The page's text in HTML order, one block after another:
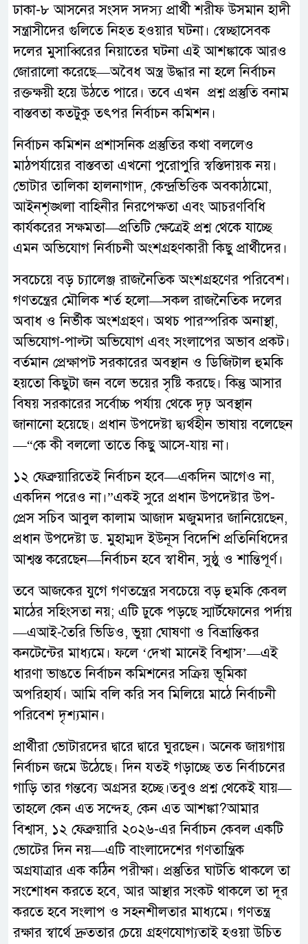
ঢাকা-৮ আসনের সংসদ সদস্য প্রার্থী শরীফ উসমান হাদী
সন্ত্রাসীদের গুলিতে নিহত হওয়ার ঘটনা। স্বেচ্ছাসেবক
দলের মুসাব্বিরের নিয়াতের ঘটনা এই আশঙ্কাকে আরও
জোরালো করেছে—অবৈধ অস্ত্র উদ্ধার না হলে নির্বাচন
রক্তক্ষয়ী হয়ে উঠতে পারে। তবে এখন প্রশ্ন প্রস্তুতি বনাম
বাস্তবতা কতটুকু তৎপর নির্বাচন কমিশন।
নির্বাচন কমিশন প্রশাসনিক প্রস্তুতির কথা বললেও
মাঠপর্যায়ের বাস্তবতা এখনো পুরোপুরি স্বস্তিদায়ক নয়।
ভোটার তালিকা হালনাগাদ, কেন্দ্রভিত্তিক অবকাঠামো,
আইনশৃঙ্খলা বাহিনীর নিরপেক্ষতা এবং আচরণবিধি
কার্যকরের সক্ষমতা—প্রতিটি ক্ষেত্রেই প্রশ্ন থেকে যাচ্ছে
এমন অভিযোগ নির্বাচনী অংশগ্রহণকারী কিছু প্রার্থীদের।
সবচেয়ে বড় চ্যালেঞ্জ রাজনৈতিক অংশগ্রহণের পরিবেশ।
গণতন্ত্রের মৌলিক শর্ত হলো—সকল রাজনৈতিক দলের
অবাধ ও নির্ভীক অংশগ্রহণ। অথচ পারস্পরিক অনাস্থা,
অভিযোগ-পাল্টা অভিযোগ এবং সংলাপের অভাব প্রকট।
বর্তমান প্রেক্ষাপট সরকারের অবস্থান ও ডিজিটাল হুমকি
হয়তো কিছুটা জন বলে ভয়ের সৃষ্টি করছে। কিন্তু আসার
বিষয় সরকারের সর্বোচ্চ পর্যায় থেকে দৃঢ় অবস্থান
জানানো হয়েছে। প্রধান উপদেষ্টা দ্ব্যর্থহীন ভাষায় বলেছেন
—“কে কী বললো তাতে কিছু আসে-যায় না।
১২ ফেব্রুয়ারিতেই নির্বাচন হবে—একদিন আগেও না,
একদিন পরেও না।”একই সুরে প্রধান উপদেষ্টার উপ-
প্রেস সচিব আবুল কালাম আজাদ মজুমদার জানিয়েছেন,
প্রধান উপদেষ্টা ড. মুহাম্মদ ইউনূস বিদেশি প্রতিনিধিদের
আশ্বস্ত করেছেন—নির্বাচন হবে স্বাধীন, সুষ্ঠু ও শান্তিপূর্ণ।
তবে আজকের যুগে গণতন্ত্রের সবচেয়ে বড় হুমকি কেবল
মাঠের সহিংসতা নয়; এটি ঢুকে পড়ছে স্মার্টফোনের পর্দায়
—এআই-তৈরি ভিডিও, ভুয়া ঘোষণা ও বিভ্রান্তিকর
কনটেন্টের মাধ্যমে। ফলে ‘দেখা মানেই বিশ্বাস’—এই
ধারণা ভাঙতে নির্বাচন কমিশনের সক্রিয় ভূমিকা
অপরিহার্য। আমি বলি করি সব মিলিয়ে মাঠে নির্বাচনী
পরিবেশ দৃশ্যমান।
প্রার্থীরা ভোটারদের দ্বারে দ্বারে ঘুরছেন। অনেক জায়গায়
নির্বাচন জমে উঠেছে। দিন যতই গড়াচ্ছে তত নির্বাচনের
গাড়ি তার গন্তব্যে অগ্রসর হচ্ছে।তবুও প্রশ্ন থেকেই যায়—
তাহলে কেন এত সন্দেহ, কেন এত আশঙ্কা?আমার
বিশ্বাস, ১২ ফেব্রুয়ারি ২০২৬-এর নির্বাচন কেবল একটি
ভোটের দিন নয়—এটি বাংলাদেশের গণতান্ত্রিক
অগ্রযাত্রার এক কঠিন পরীক্ষা। প্রস্তুতির ঘাটতি থাকলে তা
সংশোধন করতে হবে, আর আস্থার সংকট থাকলে তা দূর
করতে হবে সংলাপ ও সহনশীলতার মাধ্যমে। গণতন্ত্র
রক্ষার স্বার্থে দ্রুততার চেয়ে গ্রহণযোগ্যতাই হওয়া উচিত